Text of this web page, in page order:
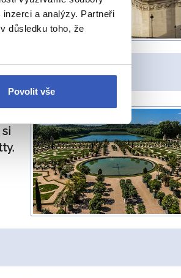
a analýzy. Partneři
důsledku toho, že
Povolit vše